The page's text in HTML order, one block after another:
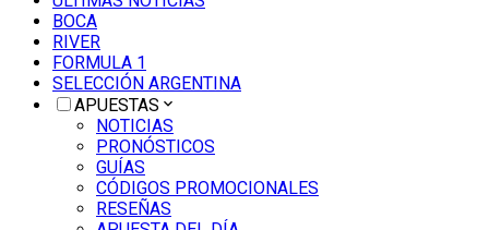
BOCA
RIVER
FORMULA 1
SELECCIÓN ARGENTINA
APUESTAS
NOTICIAS
PRONÓSTICOS
GUÍAS
CÓDIGOS PROMOCIONALES
RESEÑAS